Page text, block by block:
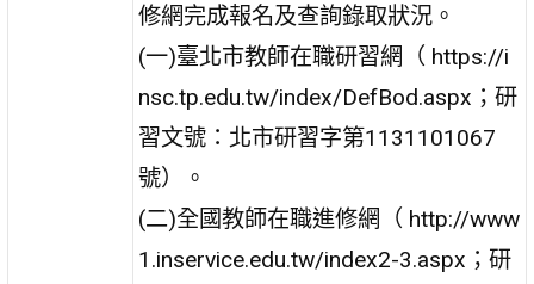
修網完成報名及查詢錄取狀況。
(一)臺北市教師在職研習網（ https://i
nsc.tp.edu.tw/index/DefBod.aspx；研
習文號：北市研習字第1131101067
號）。
(二)全國教師在職進修網（ http://www
1.inservice.edu.tw/index2-3.aspx；研